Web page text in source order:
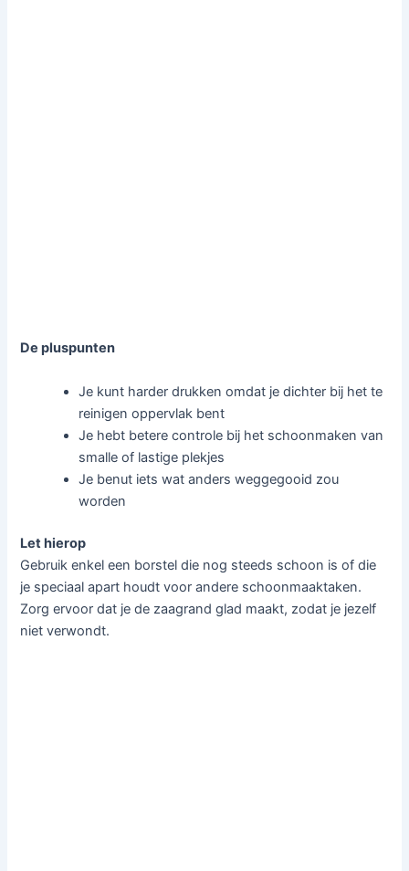
De pluspunten
Je kunt harder drukken omdat je dichter bij het te
reinigen oppervlak bent
Je hebt betere controle bij het schoonmaken van
smalle of lastige plekjes
Je benut iets wat anders weggegooid zou
worden
Let hierop
Gebruik enkel een borstel die nog steeds schoon is of die
je speciaal apart houdt voor andere schoonmaaktaken.
Zorg ervoor dat je de zaagrand glad maakt, zodat je jezelf
niet verwondt.